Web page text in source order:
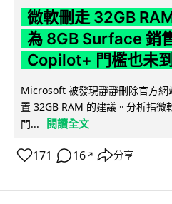
微軟刪走 32GB
為 8GB Surface 銷
Copilot+ 門檻也未到
Microsoft 被發現靜靜刪除官方網
置 32GB RAM 的建議。分析指微
門...
閱讀全文
171 16 ↗ 分享